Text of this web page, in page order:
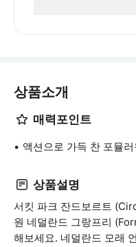
상품소개
매력포인트
액션으로 가득 찬 포뮬
상품설명
서킷 파크 잔드보르트
원 네덜란드 그랑프리
해보세요. 네덜란드 모래